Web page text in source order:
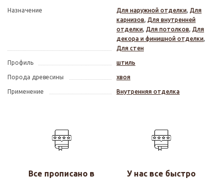
Назначение Для наружной отделки, Для
карнизов, Для внутренней
отделки, Для потолков, Для
декора и финишной отделки,
Для стен
Профиль штиль
Порода древесины хвоя
Применение Внутренняя отделка
Все прописано в У нас все быстро